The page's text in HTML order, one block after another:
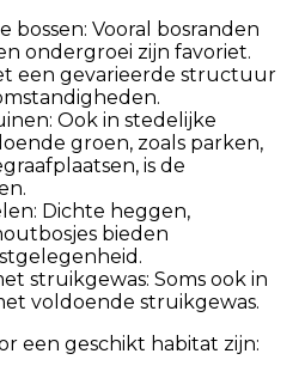
bossen: Vooral bosranden
ondergroei zijn favoriet.
een gevarieerde structuur
Ook in stedelijke
groen, zoals parken,
is de
Dichte heggen,
bieden
struikgewas: Soms ook in
voldoende struikgewas.
een geschikt habitat zijn: